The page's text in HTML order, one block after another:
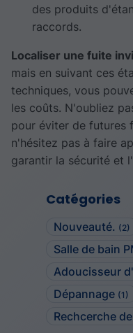
Catégories
Nouveauté. (2)
Salle de bain
Adoucisseur
Dépannage (1)
Rechcerche
des produits
raccords.
Localiser une fuite
mais en suivant ces
techniques, vous
les coûts. N'oubliez
pour éviter de futures
n'hésitez pas à faire
garantir la sécurité et